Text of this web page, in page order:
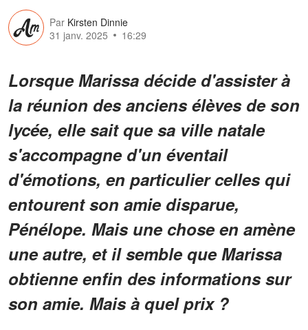
Par Kirsten Dinnie
31 janv. 2025
16:29
Lorsque Marissa décide d'assister à
la réunion des anciens élèves de son
lycée, elle sait que sa ville natale
s'accompagne d'un éventail
d'émotions, en particulier celles qui
entourent son amie disparue,
Pénélope. Mais une chose en amène
une autre, et il semble que Marissa
obtienne enfin des informations sur
son amie. Mais à quel prix ?